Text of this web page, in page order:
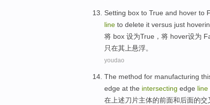
Setting box to True and hover to
line to delete it versus just
将 box 设为True ， 将 hover设为
只在其 上悬浮。
youdao
The method for manufacturing
edge at the intersecting edge line
在上述刀片主体的前面和后面的交